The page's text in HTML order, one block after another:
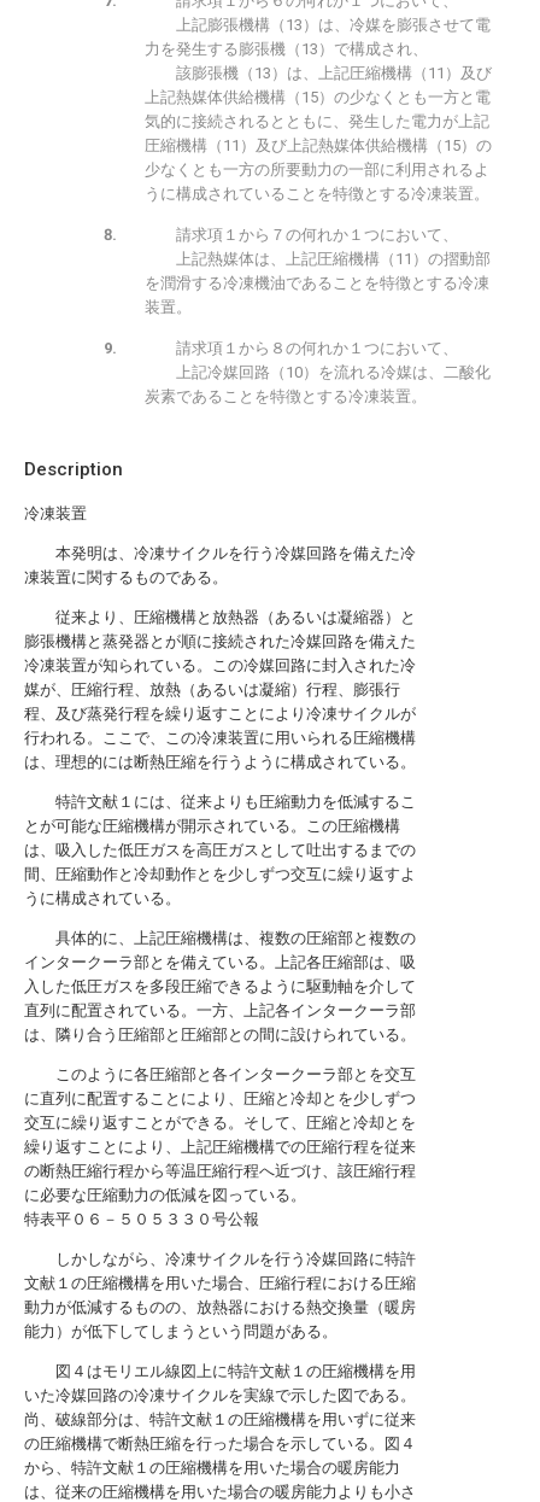
Description
冷凍装置
本発明は、冷凍サイクルを行う冷媒回路を備えた冷
凍装置に関するものである。
従来より、圧縮機構と放熱器（あるいは凝縮器）と
膨張機構と蒸発器とが順に接続された冷媒回路を備えた
冷凍装置が知られている。この冷媒回路に封入された冷
媒が、圧縮行程、放熱（あるいは凝縮）行程、膨張行
程、及び蒸発行程を繰り返すことにより冷凍サイクルが
行われる。ここで、この冷凍装置に用いられる圧縮機構
は、理想的には断熱圧縮を行うように構成されている。
特許文献１には、従来よりも圧縮動力を低減するこ
とが可能な圧縮機構が開示されている。この圧縮機構
は、吸入した低圧ガスを高圧ガスとして吐出するまでの
間、圧縮動作と冷却動作とを少しずつ交互に繰り返すよ
うに構成されている。
具体的に、上記圧縮機構は、複数の圧縮部と複数の
インタークーラ部とを備えている。上記各圧縮部は、吸
入した低圧ガスを多段圧縮できるように駆動軸を介して
直列に配置されている。一方、上記各インタークーラ部
は、隣り合う圧縮部と圧縮部との間に設けられている。
このように各圧縮部と各インタークーラ部とを交互
に直列に配置することにより、圧縮と冷却とを少しずつ
交互に繰り返すことができる。そして、圧縮と冷却とを
繰り返すことにより、上記圧縮機構での圧縮行程を従来
の断熱圧縮行程から等温圧縮行程へ近づけ、該圧縮行程
に必要な圧縮動力の低減を図っている。
特表平０６－５０５３３０号公報
しかしながら、冷凍サイクルを行う冷媒回路に特許
文献１の圧縮機構を用いた場合、圧縮行程における圧縮
動力が低減するものの、放熱器における熱交換量（暖房
能力）が低下してしまうという問題がある。
図４はモリエル線図上に特許文献１の圧縮機構を用
いた冷媒回路の冷凍サイクルを実線で示した図である。
尚、破線部分は、特許文献１の圧縮機構を用いずに従来
の圧縮機構で断熱圧縮を行った場合を示している。図４
から、特許文献１の圧縮機構を用いた場合の暖房能力
は、従来の圧縮機構を用いた場合の暖房能力よりも小さ
上記膨張機構（13）は、冷媒を膨張させて電
力を発生する膨張機（13）で構成され、
該膨張機（13）は、上記圧縮機構（11）及び
上記熱媒体供給機構（15）の少なくとも一方と電
気的に接続されるとともに、発生した電力が上記
圧縮機構（11）及び上記熱媒体供給機構（15）の
少なくとも一方の所要動力の一部に利用されるよ
うに構成されていることを特徴とする冷凍装置。
請求項１から７の何れか１つにおいて、
上記熱媒体は、上記圧縮機構（11）の摺動部
を潤滑する冷凍機油であることを特徴とする冷凍
装置。
請求項１から８の何れか１つにおいて、
上記冷媒回路（10）を流れる冷媒は、二酸化
炭素であることを特徴とする冷凍装置。